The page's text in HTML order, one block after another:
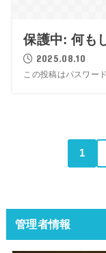
保護中: 何も
2025.08.10
この投稿はパスワー
1
管理者情報